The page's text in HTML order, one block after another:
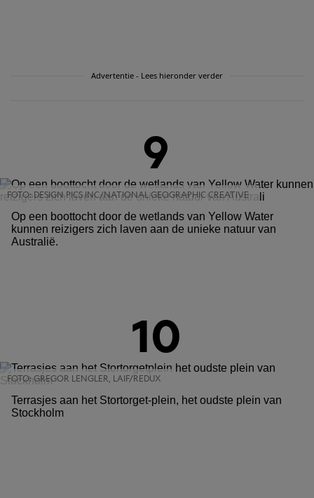
Advertentie - Lees hieronder verder
9
FOTO: DESIGN PICS INC/NATIONAL GEOGRAPHIC CREATIVE
Op een boottocht door de wetlands van Yellow Water
kunnen reizigers zich laven aan de unieke natuur van
Australië.
10
FOTO: GREGOR LENGLER, LAIF/REDUX
Terrasjes aan het Stortorget-plein, het oudste plein van
Stockholm